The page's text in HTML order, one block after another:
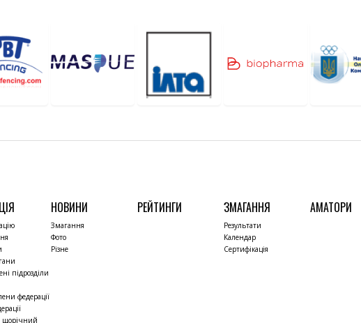
підрозділи
федерації
щорічний
НОВИНИ
Змагання
Фото
Різне
РЕЙТИНГИ ЗМАГАННЯ
Результати
Календар
Сертифікація
АМАТОРИ